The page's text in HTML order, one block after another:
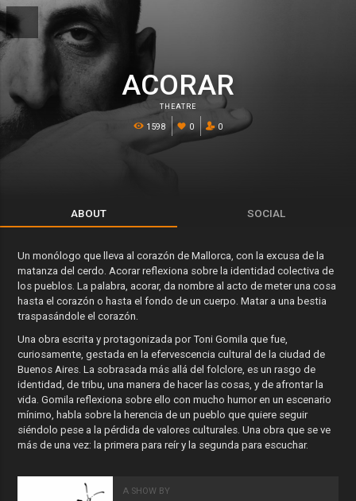
ACORAR
THEATRE
1598 0 0
ABOUT SOCIAL
Un monólogo que lleva al corazón de Mallorca, con la excusa de la
matanza del cerdo. Acorar reflexiona sobre la identidad colectiva de
los pueblos. La palabra, acorar, da nombre al acto de meter una cosa
hasta el corazón o hasta el fondo de un cuerpo. Matar a una bestia
traspasándole el corazón.
Una obra escrita y protagonizada por Toni Gomila que fue,
curiosamente, gestada en la efervescencia cultural de la ciudad de
Buenos Aires. La sobrasada más allá del folclore, es un rasgo de
identidad, de tribu, una manera de hacer las cosas, y de afrontar la
vida. Gomila reflexiona sobre ello con mucho humor en un escenario
mínimo, habla sobre la herencia de un pueblo que quiere seguir
siéndolo pese a la pérdida de valores culturales. Una obra que se ve
más de una vez: la primera para reír y la segunda para escuchar.
A SHOW BY